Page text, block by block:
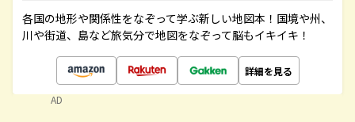
各国の地形や関係性をなぞって学ぶ新しい地図本！国境や州、
川や街道、島など旅気分で地図をなぞって脳もイキイキ！
詳細を見る
AD